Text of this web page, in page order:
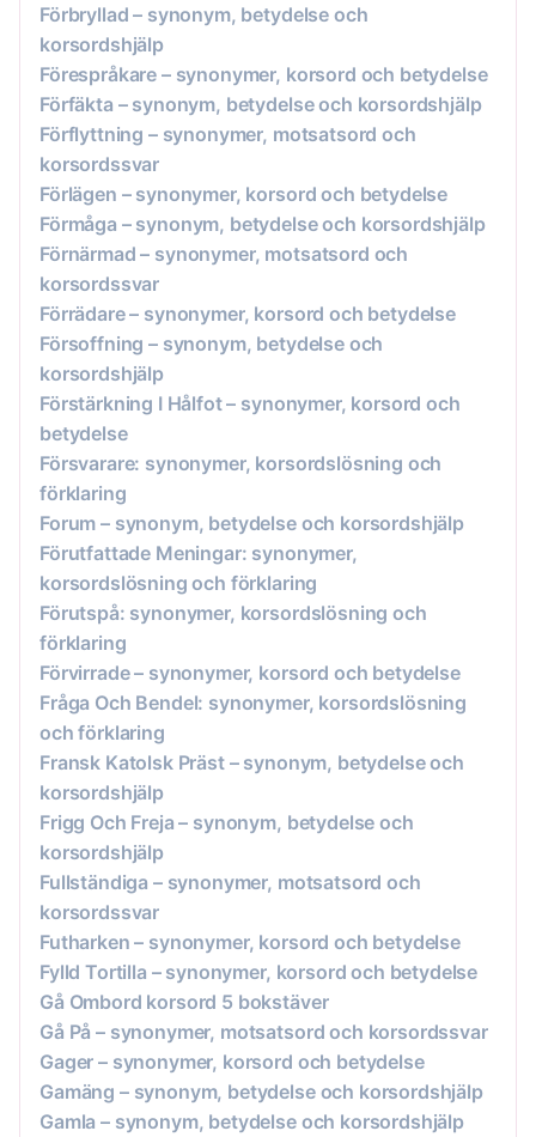
Förbryllad – synonym, betydelse och
korsordshjälp
Förespråkare – synonymer, korsord och betydelse
Förfäkta – synonym, betydelse och korsordshjälp
Förflyttning – synonymer, motsatsord och
korsordssvar
Förlägen – synonymer, korsord och betydelse
Förmåga – synonym, betydelse och korsordshjälp
Förnärmad – synonymer, motsatsord och
korsordssvar
Förrädare – synonymer, korsord och betydelse
Försoffning – synonym, betydelse och
korsordshjälp
Förstärkning I Hålfot – synonymer, korsord och
betydelse
Försvarare: synonymer, korsordslösning och
förklaring
Forum – synonym, betydelse och korsordshjälp
Förutfattade Meningar: synonymer,
korsordslösning och förklaring
Förutspå: synonymer, korsordslösning och
förklaring
Förvirrade – synonymer, korsord och betydelse
Fråga Och Bendel: synonymer, korsordslösning
och förklaring
Fransk Katolsk Präst – synonym, betydelse och
korsordshjälp
Frigg Och Freja – synonym, betydelse och
korsordshjälp
Fullständiga – synonymer, motsatsord och
korsordssvar
Futharken – synonymer, korsord och betydelse
Fylld Tortilla – synonymer, korsord och betydelse
Gå Ombord korsord 5 bokstäver
Gå På – synonymer, motsatsord och korsordssvar
Gager – synonymer, korsord och betydelse
Gamäng – synonym, betydelse och korsordshjälp
Gamla – synonym, betydelse och korsordshjälp